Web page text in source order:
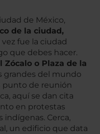
de México,
de la ciudad,
fue la ciudad
que debes hacer.
o Plaza de la
grandes del mundo
punto de reunión
aquí se dan cita
en protestas
indígenas. Cerca,
un edificio que data